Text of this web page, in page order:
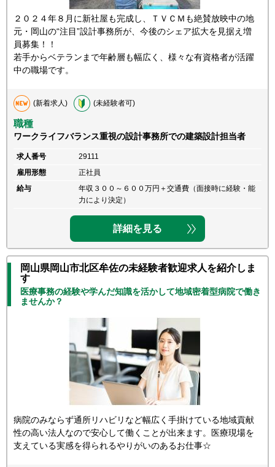
２０２４年８月に新社屋も完成し、ＴＶＣＭも絶賛放映中の地
元・岡山の“注目”設計事務所が、今後のシェア拡大を見据え増
員募集！！
若手からベテランまで年齢層も幅広く、様々な有資格者が活躍
中の職場です。
(新着求人) (未経験者可)
職種
ワークライフバランス重視の設計事務所での建築設計担当者
求人番号
29111
雇用形態
正社員
給与
年収３００～６００万円＋交通費（面接時に経験・能
力により決定）
詳細を見る
岡山県岡山市北区牟佐の未経験者歓迎求人を紹介しま
す
医療事務の経験や学んだ知識を活かして地域密着型病院で働き
ませんか？
病院のみならず通所リハビリなど幅広く手掛けている地域貢献
性の高い法人なので安心して働くことが出来ます。医療現場を
支えている実感を得られるやりがいのあるお仕事☆